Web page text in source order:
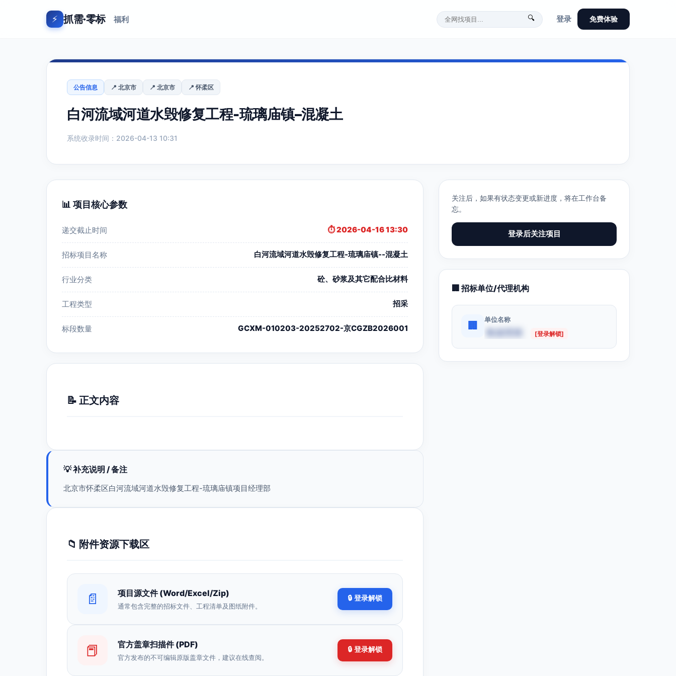
⚡ 抓需·零标 福利 🔍 登录 免费体验
公告信息 📍 北京市 📍 北京市 📍 怀柔区
白河流域河道水毁修复工程-琉璃庙镇–混凝土
系统收录时间：2026-04-13 10:31
📊 项目核心参数
递交截止时间 ⏱️ 2026-04-16 13:30
招标项目名称 白河流域河道水毁修复工程-琉璃庙镇--混凝土
行业分类 砼、砂浆及其它配合比材料
工程类型 招采
标段数量 GCXM-010203-20252702-京CGZB2026001
📝 正文内容
💡 补充说明 / 备注
北京市怀柔区白河流域河道水毁修复工程-琉璃庙镇项目经理部
📁 附件资源下载区
📄 项目源文件 (Word/Excel/Zip)
通常包含完整的招标文件、工程清单及图纸附件。
🔒 登录解锁
📕 官方盖章扫描件 (PDF)
官方发布的不可编辑原版盖章文件，建议在线查阅。
🔒 登录解锁
关注后，如果有状态变更或新进度，将在工作台备
忘。
登录后关注项目
🏢 招标单位/代理机构
🏢
单位名称
[登录解锁]